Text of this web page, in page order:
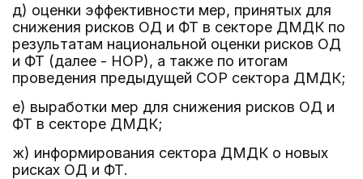
д) оценки эффективности мер, принятых для
снижения рисков ОД и ФТ в секторе ДМДК по
результатам национальной оценки рисков ОД
и ФТ (далее - НОР), а также по итогам
проведения предыдущей СОР сектора ДМДК;
е) выработки мер для снижения рисков ОД и
ФТ в секторе ДМДК;
ж) информирования сектора ДМДК о новых
рисках ОД и ФТ.